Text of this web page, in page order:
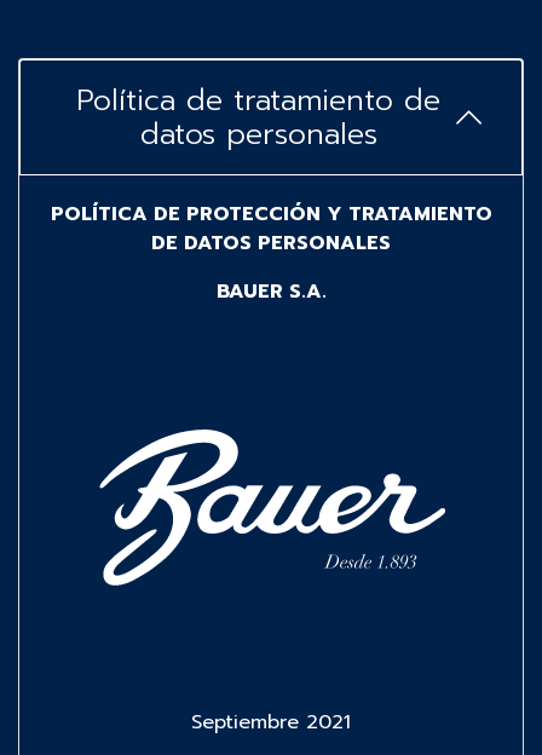
Política de tratamiento de
datos personales
POLÍTICA DE PROTECCIÓN Y TRATAMIENTO
DE DATOS PERSONALES
BAUER S.A.
Septiembre 2021